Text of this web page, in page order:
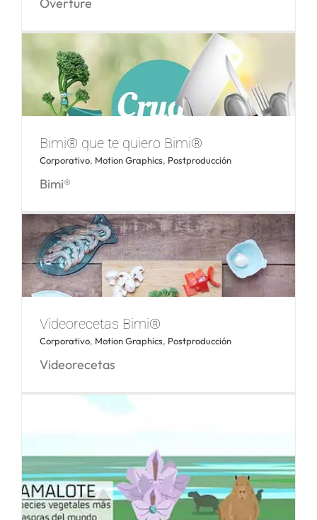
Overture Life
Bimi® que te quiero Bimi®
Bimi® que te quiero Bimi®
Corporativo, Motion Graphics, Postproducción
Bimi®
Videorecetas Bimi®
Videorecetas Bimi®
Corporativo, Motion Graphics, Postproducción
Videorecetas